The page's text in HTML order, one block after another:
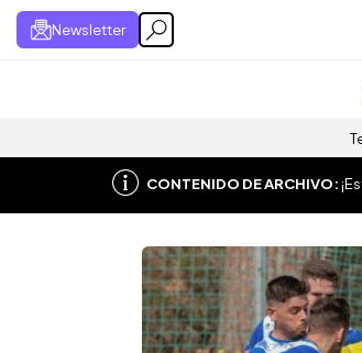
Newsletter
CONTENIDO DE ARCHIVO: